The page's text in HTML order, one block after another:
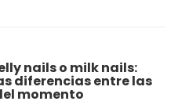
nails o milk nails:
diferencias entre las
momento